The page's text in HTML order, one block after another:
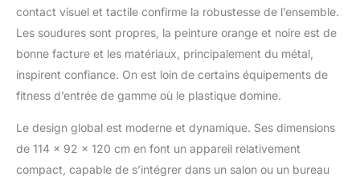
autres produits (plus de
2 mm d'épaisseur),
garantissant une
construction robuste
pour une conduite fluide.
Les utilisateurs pesant
également l'utiliser en
toute confiance. Les
contre les chutes avant
contact visuel et tactile confirme la robustesse de l’ensemble.
Les soudures sont propres, la peinture orange et noire est de
bonne facture et les matériaux, principalement du métal,
inspirent confiance. On est loin de certains équipements de
fitness d’entrée de gamme où le plastique domine.
Le design global est moderne et dynamique. Ses dimensions
de 114 x 92 x 120 cm en font un appareil relativement
compact, capable de s’intégrer dans un salon ou un bureau